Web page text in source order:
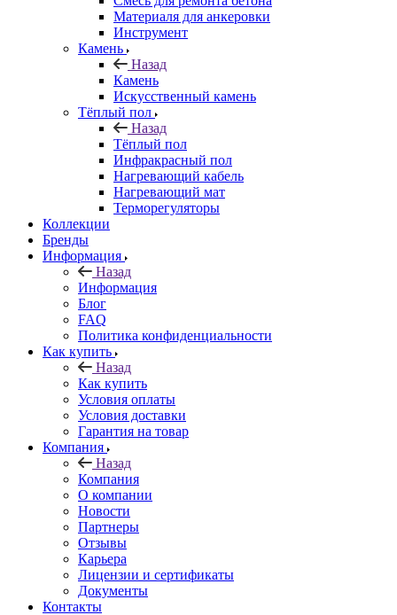
Материаля для анкеровки
Инструмент
Камень
Назад
Камень
Искусственный камень
Тёплый пол
Назад
Тёплый пол
Инфракрасный пол
Нагревающий кабель
Нагревающий мат
Терморегуляторы
Коллекции
Бренды
Информация
Назад
Информация
Блог
FAQ
Политика конфиденциальности
Как купить
Назад
Как купить
Условия оплаты
Условия доставки
Гарантия на товар
Компания
Назад
Компания
О компании
Новости
Партнеры
Отзывы
Карьера
Лицензии и сертификаты
Документы
Контакты